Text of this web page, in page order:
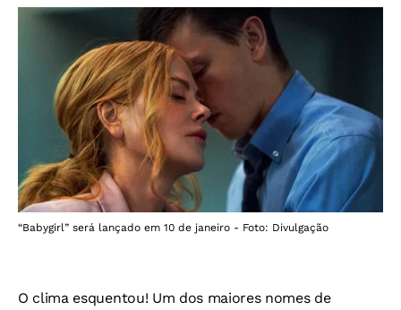
“Babygirl” será lançado em 10 de janeiro - Foto: Divulgação
O clima esquentou! Um dos maiores nomes de